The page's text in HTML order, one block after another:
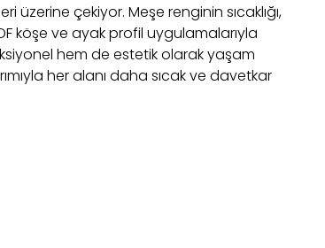
üzerine çekiyor. Meşe renginin sıcaklığı,
köşe ve ayak profil uygulamalarıyla
hem de estetik olarak yaşam
her alanı daha sıcak ve davetkar